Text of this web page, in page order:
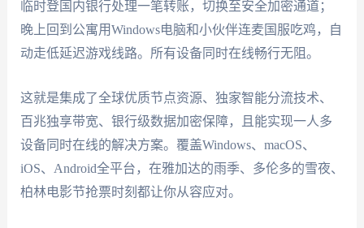
临时登国内银行处理一笔转账，切换至安全加密通道；
晚上回到公寓用Windows电脑和小伙伴连麦国服吃鸡，自
动走低延迟游戏线路。所有设备同时在线畅行无阻。
这就是集成了全球优质节点资源、独家智能分流技术、
百兆独享带宽、银行级数据加密保障，且能实现一人多
设备同时在线的解决方案。覆盖Windows、macOS、
iOS、Android全平台，在雅加达的雨季、多伦多的雪夜、
柏林电影节抢票时刻都让你从容应对。